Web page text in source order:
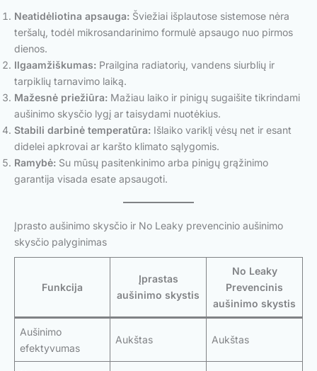
Neatidėliotina apsauga: Šviežiai išplautose sistemose nėra
teršalų, todėl mikrosandarinimo formulė apsaugo nuo pirmos
dienos.
Ilgaamžiškumas: Prailgina radiatorių, vandens siurblių ir
tarpiklių tarnavimo laiką.
Mažesnė priežiūra: Mažiau laiko ir pinigų sugaišite tikrindami
aušinimo skysčio lygį ar taisydami nuotėkius.
Stabili darbinė temperatūra: Išlaiko variklį vėsų net ir esant
didelei apkrovai ar karšto klimato sąlygomis.
Ramybė: Su mūsų pasitenkinimo arba pinigų grąžinimo
garantija visada esate apsaugoti.
Įprasto aušinimo skysčio ir No Leaky prevencinio aušinimo
skysčio palyginimas
Funkcija
Įprastas
aušinimo skystis
No Leaky
Prevencinis
aušinimo skystis
Aušinimo
efektyvumas
Aukštas Aukštas